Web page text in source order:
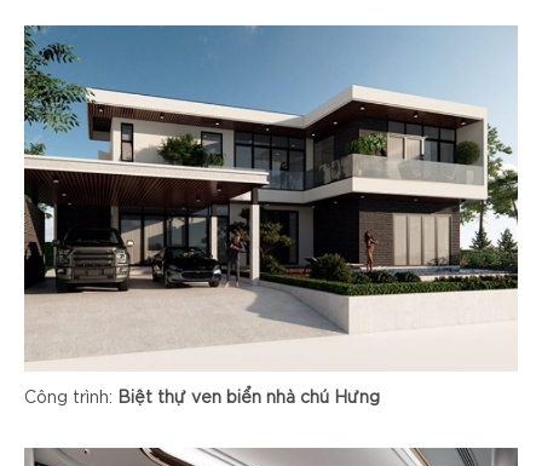
Công trình: Biệt thự ven biển nhà chú Hưng